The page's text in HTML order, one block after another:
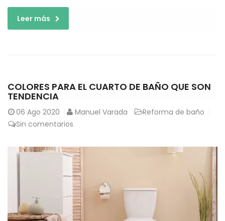
Leer más
COLORES PARA EL CUARTO DE BAÑO QUE SON
TENDENCIA
06 Ago 2020 Manuel Varada
Reforma de baño
Sin comentarios